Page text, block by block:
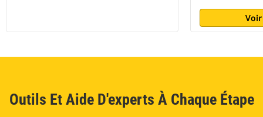
Outils Et Aide D'experts À Chaque Étape